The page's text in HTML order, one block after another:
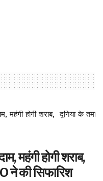
महंगी होगी शराब, दुनिया के
महंगी होगी शराब,
ने की सिफारिश